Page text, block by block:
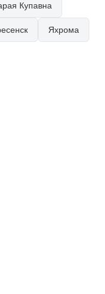
Купавна
Яхрома